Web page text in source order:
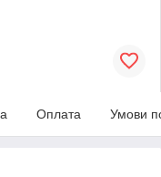
Оплата Умови